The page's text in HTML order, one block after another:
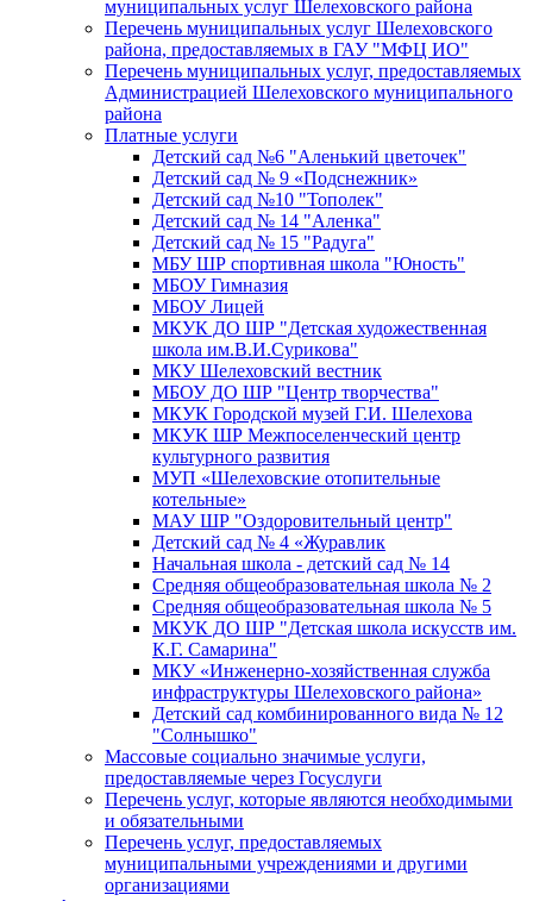
муниципальных услуг Шелеховского района
Перечень муниципальных услуг Шелеховского
района, предоставляемых в ГАУ "МФЦ ИО"
Перечень муниципальных услуг, предоставляемых
Администрацией Шелеховского муниципального
района
Платные услуги
Детский сад №6 "Аленький цветочек"
Детский сад № 9 «Подснежник»
Детский сад №10 "Тополек"
Детский сад № 14 "Аленка"
Детский сад № 15 "Радуга"
МБУ ШР спортивная школа "Юность"
МБОУ Гимназия
МБОУ Лицей
МКУК ДО ШР "Детская художественная
школа им.В.И.Сурикова"
МКУ Шелеховский вестник
МБОУ ДО ШР "Центр творчества"
МКУК Городской музей Г.И. Шелехова
МКУК ШР Межпоселенческий центр
культурного развития
МУП «Шелеховские отопительные
котельные»
МАУ ШР "Оздоровительный центр"
Детский сад № 4 «Журавлик
Начальная школа - детский сад № 14
Средняя общеобразовательная школа № 2
Средняя общеобразовательная школа № 5
МКУК ДО ШР "Детская школа искусств им.
К.Г. Самарина"
МКУ «Инженерно-хозяйственная служба
инфраструктуры Шелеховского района»
Детский сад комбинированного вида № 12
"Солнышко"
Массовые социально значимые услуги,
предоставляемые через Госуслуги
Перечень услуг, которые являются необходимыми
и обязательными
Перечень услуг, предоставляемых
муниципальными учреждениями и другими
организациями